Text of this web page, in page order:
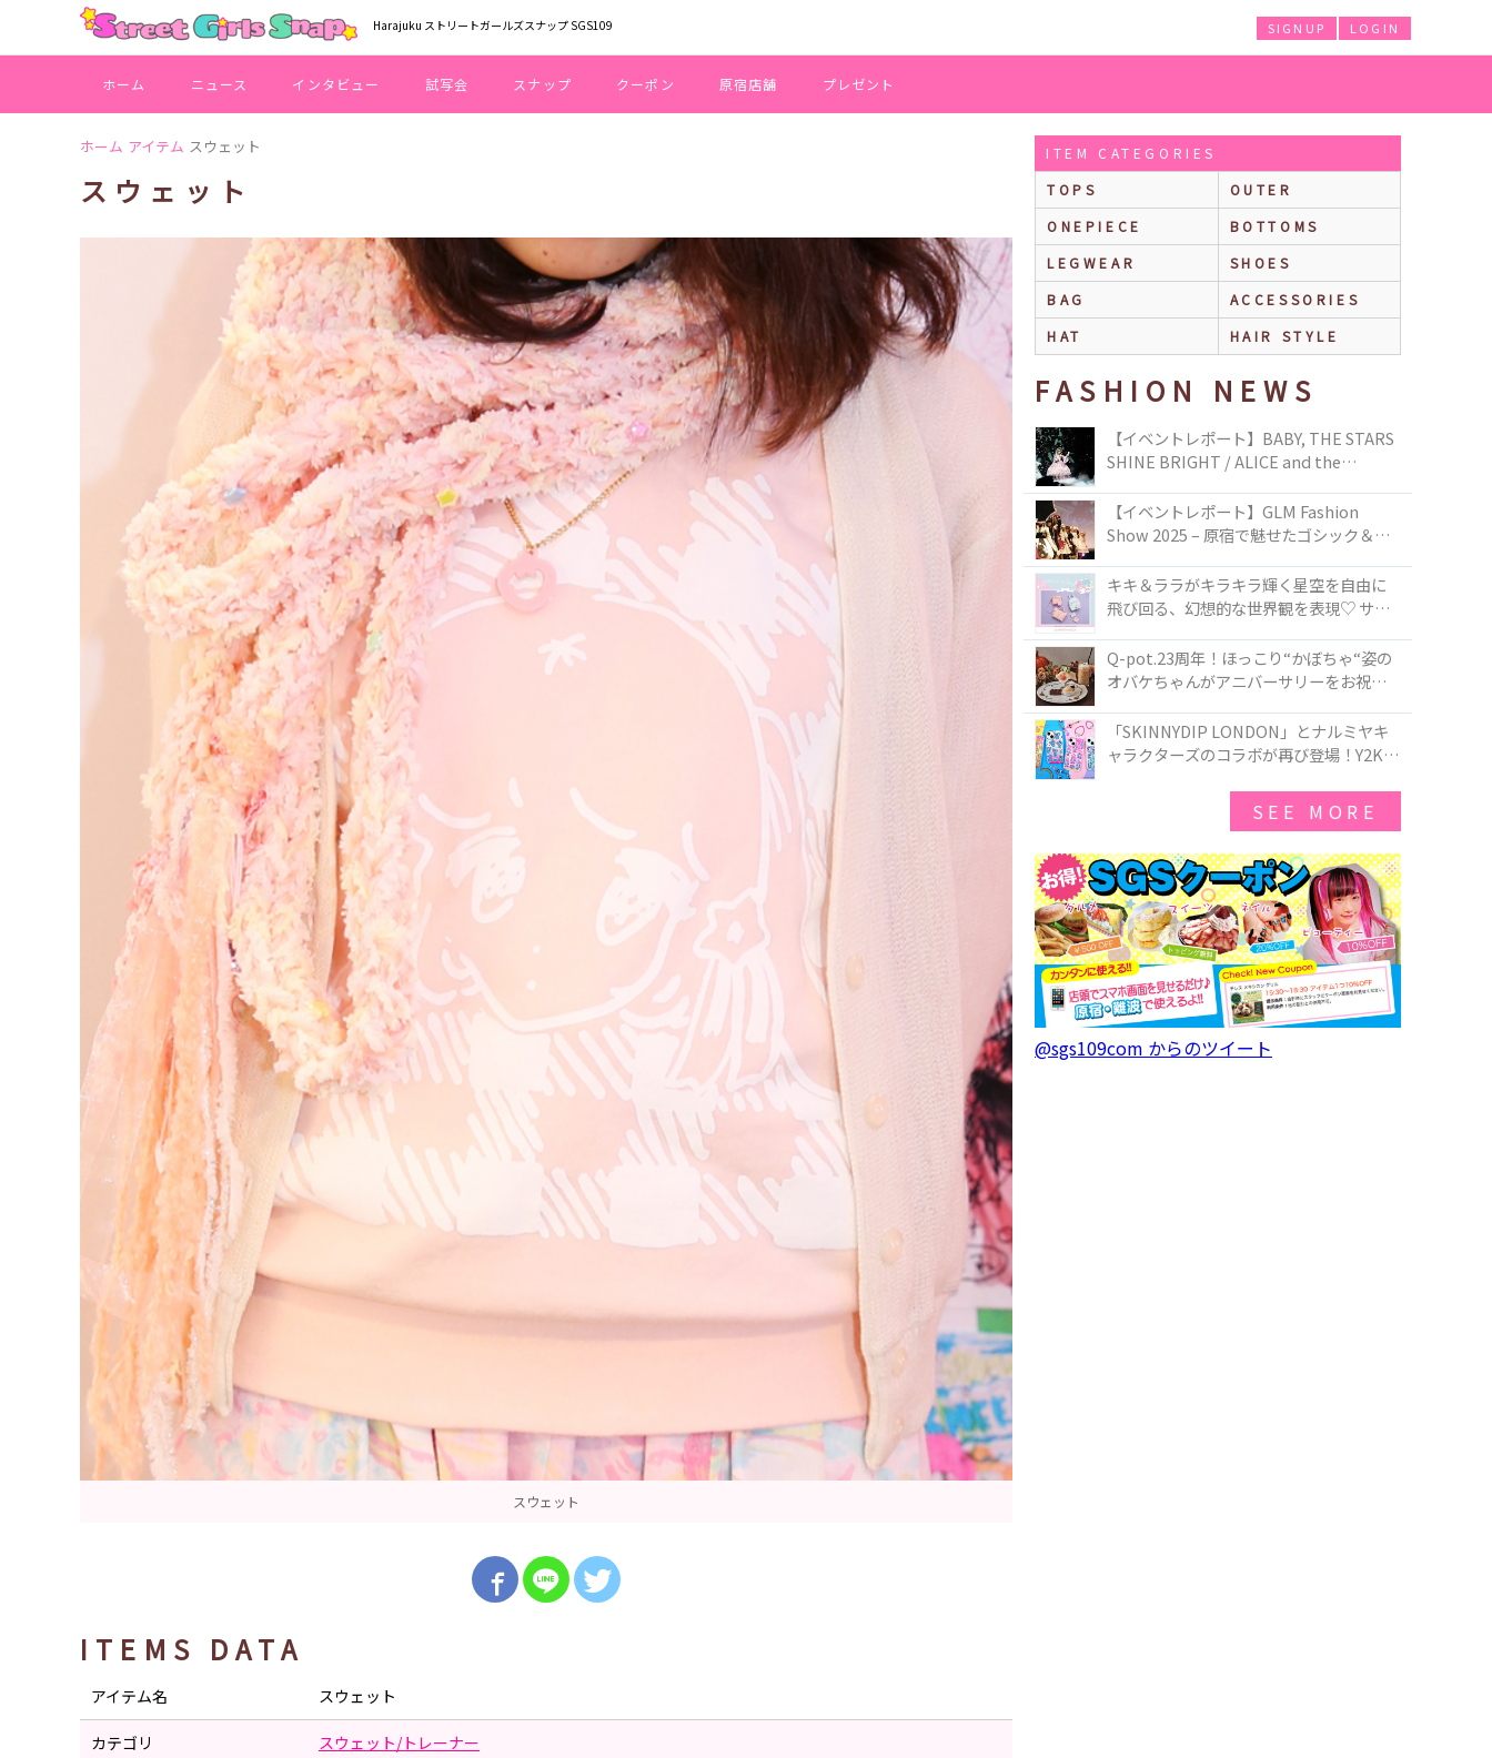
Harajuku ストリートガールズスナップ SGS109 LOGIN
SIGNUP
ホーム ニュース インタビュー 試写会 スナップ クーポン 原宿店舗 プレゼント
ホーム アイテム スウェット
スウェット
スウェット
ITEMS DATA
アイテム名 スウェット
カテゴリ スウェット/トレーナー
ITEM CATEGORIES
TOPS
OUTER
ONEPIECE
BOTTOMS
LEGWEAR
SHOES
BAG
ACCESSORIES
HAT
HAIR STYLE
FASHION NEWS
【イベントレポート】BABY, THE STARS
SHINE BRIGHT / ALICE and the
TOKYO
【イベントレポート】GLM Fashion
Show 2025 – 原宿で魅せたゴシック＆ロ
キキ＆ララがキラキラ輝く星空を自由に
飛び回る、幻想的な世界観を表現♡ サマ
50周年アニバーサリーイヤー』を記念し
たコレクションが登場
Q-pot.23周年！ほっこり“かぼちゃ“姿の
オバケちゃんがアニバーサリーをお祝い
ー」が新発売！Q-pot CAFE.では「かぼち
ゃのオバケーキプレート」も登場
「SKINNYDIP LONDON」とナルミヤキ
ャラクターズのコラボが再び登場！Y2Kム
SEE MORE
@sgs109com からのツイート